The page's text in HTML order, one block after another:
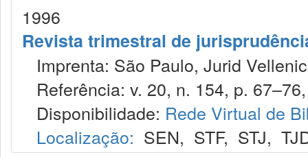
1996
Revista trimestral de
Imprenta: São Paulo, Jurid
Referência: v. 20, n. 154, p.
Disponibilidade: Rede Virtual de
Localização: SEN, STF, STJ,